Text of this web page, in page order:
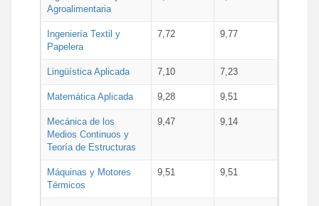
Agroalimentaria
Ingeniería Textil y
Papelera
7,72 9,77
Lingüística Aplicada 7,10 7,23
Matemática Aplicada 9,28 9,51
Mecánica de los
Medios Continuos y
Teoría de Estructuras
9,47 9,14
Máquinas y Motores
Térmicos
9,51 9,51